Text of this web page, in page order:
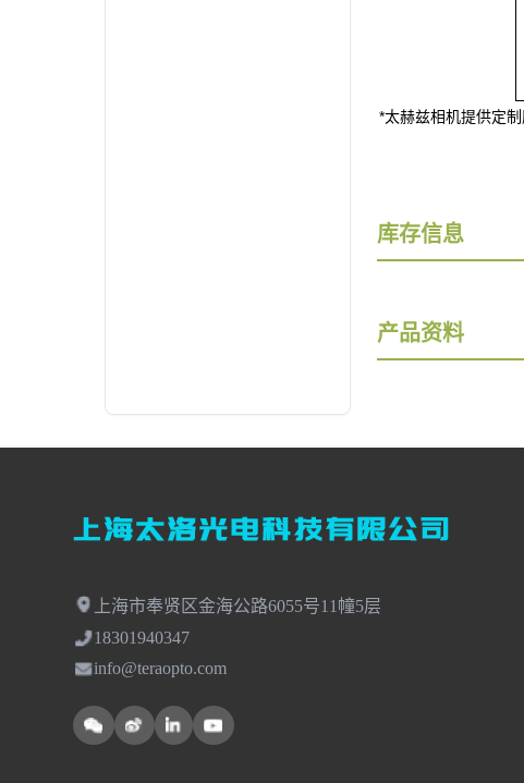
*太赫兹相机提供定
库存信息
产品资料
上海市奉贤区金海公路6055号11幢5层
18301940347
info@teraopto.com